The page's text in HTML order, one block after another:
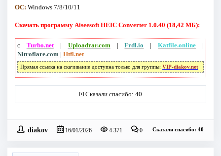
ОС: Windows 7/8/10/11
Скачать программу Aiseesoft HEIC Converter 1.0.40 (18,42 МБ):
с Turbo.net| Uploadrar.com|Frdl.io |Katfile.online |
Nitroflare.com| Htfl.net
Прямая ссылка на скачивание доступна только для группы: VIP-diakov.net
Сказали спасибо: 40
diakov 16/01/2026 4 371 0 Сказали спасибо: 40